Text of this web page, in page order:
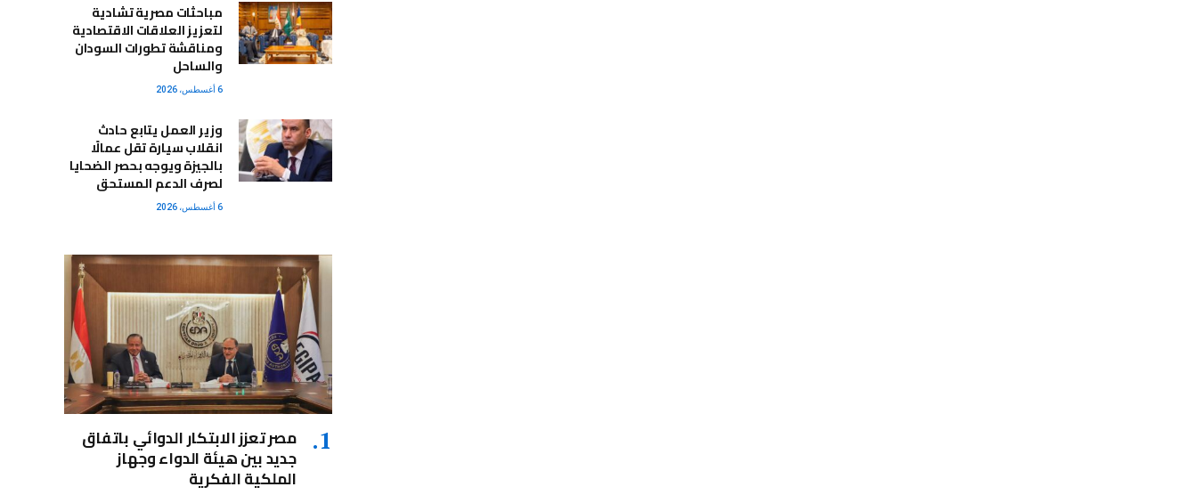
مباحثات مصرية تشادية
لتعزيز العلاقات الاقتصادية
ومناقشة تطورات السودان
والساحل
6 أغسطس، 2026
وزير العمل يتابع حادث
انقلاب سيارة تقل عمالًا
بالجيزة ويوجه بحصر الضحايا
لصرف الدعم المستحق
6 أغسطس، 2026
مصر تعزز الابتكار الدوائي باتفاق
جديد بين هيئة الدواء وجهاز
الملكية الفكرية